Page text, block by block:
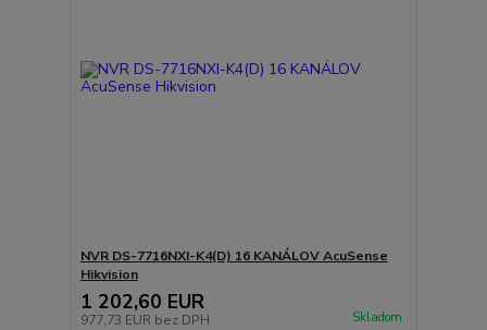
NVR DS-7716NXI-K4(D) 16 KANÁLOV AcuSense
Hikvision
1 202,60 EUR
977,73 EUR bez DPH Skladom